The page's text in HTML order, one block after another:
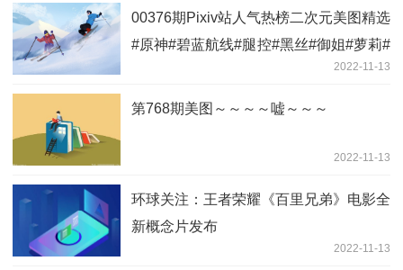
00376期Pixiv站人气热榜二次元美图精选
#原神#碧蓝航线#腿控#黑丝#御姐#萝莉#
2022-11-13
第768期美图～～～～嘘～～～
2022-11-13
环球关注：王者荣耀《百里兄弟》电影全
新概念片发布
2022-11-13